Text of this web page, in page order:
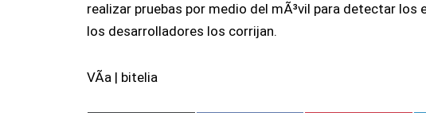
realizar pruebas por medio del mÃ³vil para detectar los
los desarrolladores los corrijan.
VÃ­a | bitelia